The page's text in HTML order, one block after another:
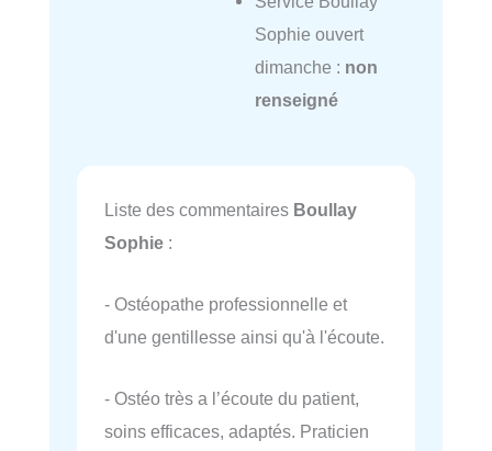
Sophie ouvert
dimanche : non
renseigné
Liste des commentaires Boullay
Sophie :
- Ostéopathe professionnelle et
d'une gentillesse ainsi qu'à l'écoute.
- Ostéo très a l’écoute du patient,
soins efficaces, adaptés. Praticien